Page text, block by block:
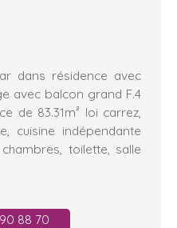
dans résidence avec
avec balcon grand F.4
de 83.31m² loi carrez,
cuisine indépendante
toilette, salle
88 70